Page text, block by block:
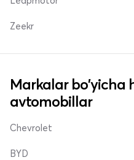
Zeekr
Markalar bo'yicha
avtomobillar
Chevrolet
BYD